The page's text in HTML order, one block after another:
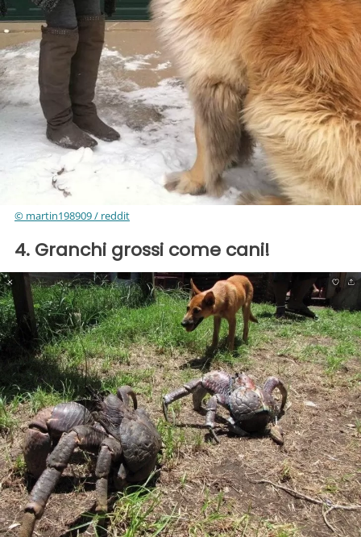
© martin198909 / reddit
4. Granchi grossi come cani!